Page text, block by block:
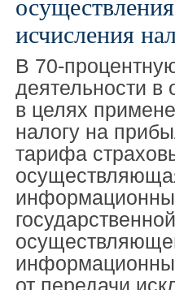
исчисления
В 70-
деятельности в
в целях
налогу на
тарифа
от передачи